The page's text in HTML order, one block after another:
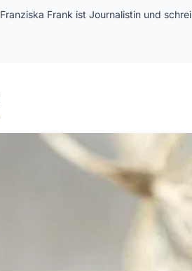
Franziska Frank ist Journalistin und